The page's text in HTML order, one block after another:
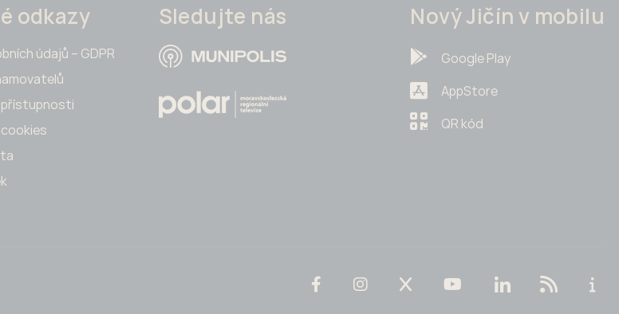
odkazy
údajů – GDPR
přístupnosti
Sledujte nás Nový Jičín v mobilu
Google Play
AppStore
QR kód